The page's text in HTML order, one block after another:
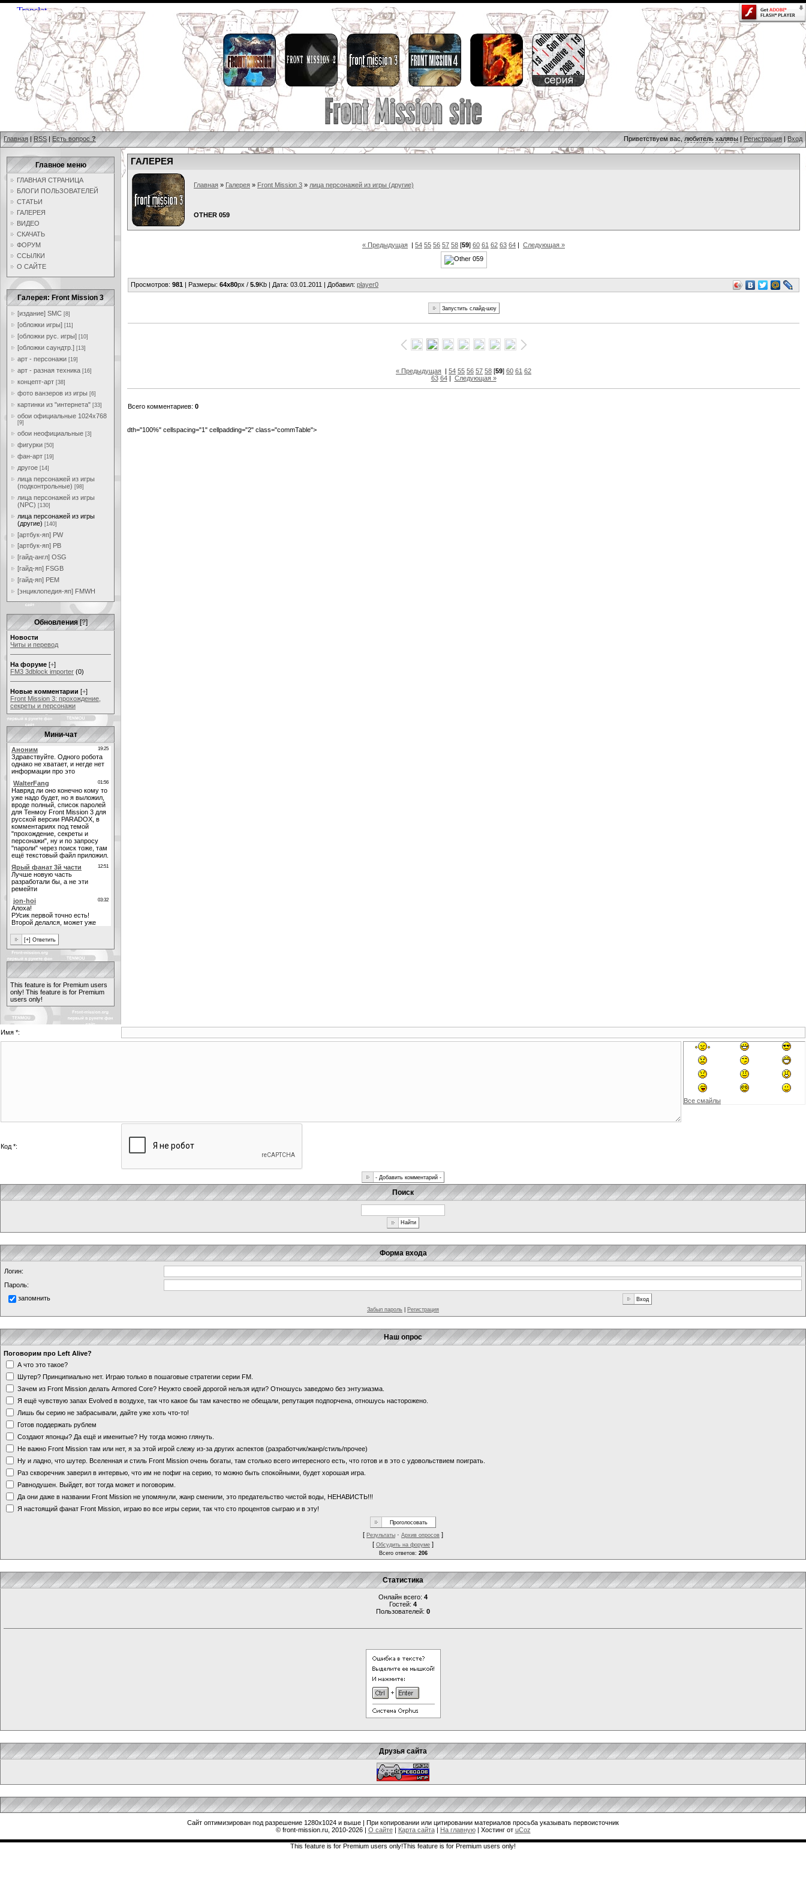
Главная | RSS | Есть вопрос ? Приветствуем вас, любитель халявы | Регистрация |Вход
Главное меню
ГЛАВНАЯ СТРАНИЦА
БЛОГИ ПОЛЬЗОВАТЕЛЕЙ
СТАТЬИ
ГАЛЕРЕЯ
ВИДЕО
СКАЧАТЬ
ФОРУМ
ССЫЛКИ
О САЙТЕ
Галерея: Front Mission 3
[издание] SMC [8]
[обложки игры] [11]
[обложки рус. игры] [10]
[обложки саундтр.] [13]
арт - персонажи [19]
арт - разная техника [16]
концепт-арт [38]
фото ванзеров из игры [6]
картинки из "интернета" [33]
обои официальные 1024x768
[9]
обои неофициальные [3]
фигурки [50]
фан-арт [19]
другое [14]
лица персонажей из игры
(подконтрольные) [98]
лица персонажей из игры
(NPC) [130]
лица персонажей из игры
(другие) [140]
[артбук-яп] PW
[артбук-яп] PB
[гайд-англ] OSG
[гайд-яп] FSGB
[гайд-яп] PEM
[энциклопедия-яп] FMWH
Обновления [?]
Новости
Читы и перевод
На форуме [+]
FM3 3dblock importer (0)
Новые комментарии [+]
Front Mission 3: прохождение,
секреты и персонажи
Мини-чат
This feature is for Premium users
only! This feature is for Premium
users only!
ГАЛЕРЕЯ
Главная » Галерея » Front Mission 3 » лица персонажей из игры (другие)
OTHER 059
« Предыдущая | 54 55 56 57 58 [59] 60 61 62 63 64 | Следующая »
Просмотров: 981 | Размеры: 64x80px / 5.9Kb | Дата: 03.01.2011 | Добавил: player0
« Предыдущая | 54 55 56 57 58 [59] 60 61 62
63 64| Следующая »
Всего комментариев: 0
dth="100%" cellspacing="1" cellpadding="2" class="commTable">
Имя *:
Все смайлы
Код *:
Поиск
Форма входа
Логин:
Пароль:
запомнить
Забыл пароль Регистрация
Наш опрос
Поговорим про Left Alive?
А что это такое?
Шутер? Принципиально нет. Играю только в пошаговые стратегии серии FM.
Зачем из Front Mission делать Armored Core? Неужто своей дорогой нельзя идти? Отношусь заведомо без энтузиазма.
Я ещё чувствую запах Evolved в воздухе, так что какое бы там качество не обещали, репутация подпорчена, отношусь насторожено.
Лишь бы серию не забрасывали, дайте уже хоть что-то!
Готов поддержать рублем
Создают японцы? Да ещё и именитые? Ну тогда можно глянуть.
Не важно Front Mission там или нет, я за этой игрой слежу из-за других аспектов (разработчик/жанр/стиль/прочее)
Ну и ладно, что шутер. Вселенная и стиль Front Mission очень богаты, там столько всего интересного есть, что готов и в это с удовольствием поиграть.
Раз скворечник заверил в интервью, что им не пофиг на серию, то можно быть спокойными, будет хорошая игра.
Равнодушен. Выйдет, вот тогда может и поговорим.
Да они даже в названии Front Mission не упомянули, жанр сменили, это предательство чистой воды, НЕНАВИСТЬ!!!
Я настоящий фанат Front Mission, играю во все игры серии, так что сто процентов сыграю и в эту!
[ Результаты · Архив опросов ]
[ Обсудить на форуме ]
Всего ответов: 206
Статистика
Онлайн всего: 4
Гостей: 4
Пользователей: 0
Друзья сайта
Сайт оптимизирован под разрешение 1280x1024 и выше | При копировании или цитировании материалов просьба указывать первоисточник
© front-mission.ru, 2010-2026| О сайте| Карта сайта| На главную| Хостинг от uCoz
This feature is for Premium users only!This feature is for Premium users only!